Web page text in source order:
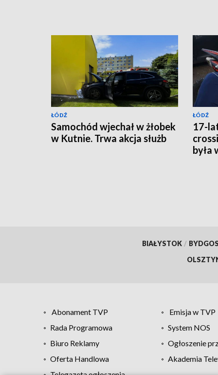
ŁÓDŹ
Samochód wjechał w żłobek
w Kutnie. Trwa akcja służb
ŁÓDŹ
17-
była
BIAŁYSTOK /
Abonament TVP
Emisja w TVP
Rada Programowa
System NOS
Biuro Reklamy
Ogłoszenie
Oferta Handlowa
Akademia